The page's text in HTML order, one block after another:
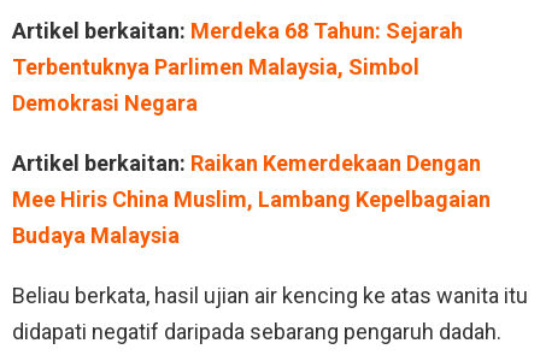
Artikel berkaitan: Merdeka 68 Tahun: Sejarah
Terbentuknya Parlimen Malaysia, Simbol
Demokrasi Negara
Artikel berkaitan: Raikan Kemerdekaan Dengan
Mee Hiris China Muslim, Lambang Kepelbagaian
Budaya Malaysia
Beliau berkata, hasil ujian air kencing ke atas wanita itu
didapati negatif daripada sebarang pengaruh dadah.